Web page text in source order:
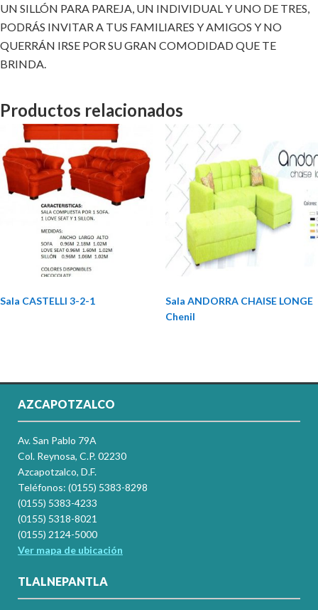
UN SILLÓN PARA PAREJA, UN INDIVIDUAL Y UNO DE TRES,
PODRÁS INVITAR A TUS FAMILIARES Y AMIGOS Y NO
QUERRÁN IRSE POR SU GRAN COMODIDAD QUE TE
BRINDA.
Productos relacionados
Sala CASTELLI 3-2-1
Sala ANDORRA CHAISE LONGE
Chenil
AZCAPOTZALCO
Av. San Pablo 79A
Col. Reynosa, C.P. 02230
Azcapotzalco, D.F.
Teléfonos: (0155) 5383-8298
(0155) 5383-4233
(0155) 5318-8021
(0155) 2124-5000
Ver mapa de ubicación
TLALNEPANTLA